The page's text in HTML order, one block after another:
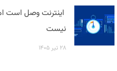
اینترنت وصل است
نیست
۲۸ تیر ۱۴۰۵